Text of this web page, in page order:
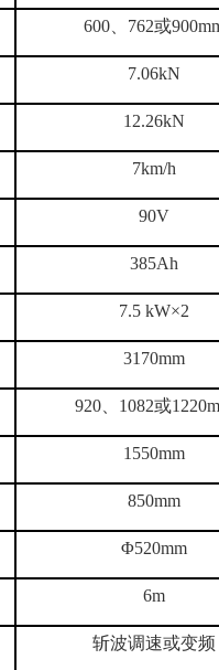
600 、762或
7.06kN
12.26kN
7km/h
90V
385Ah
7.5 kW×2
3170mm
920、1082或
1550mm
850mm
Φ520mm
6m
斩波调速或变频